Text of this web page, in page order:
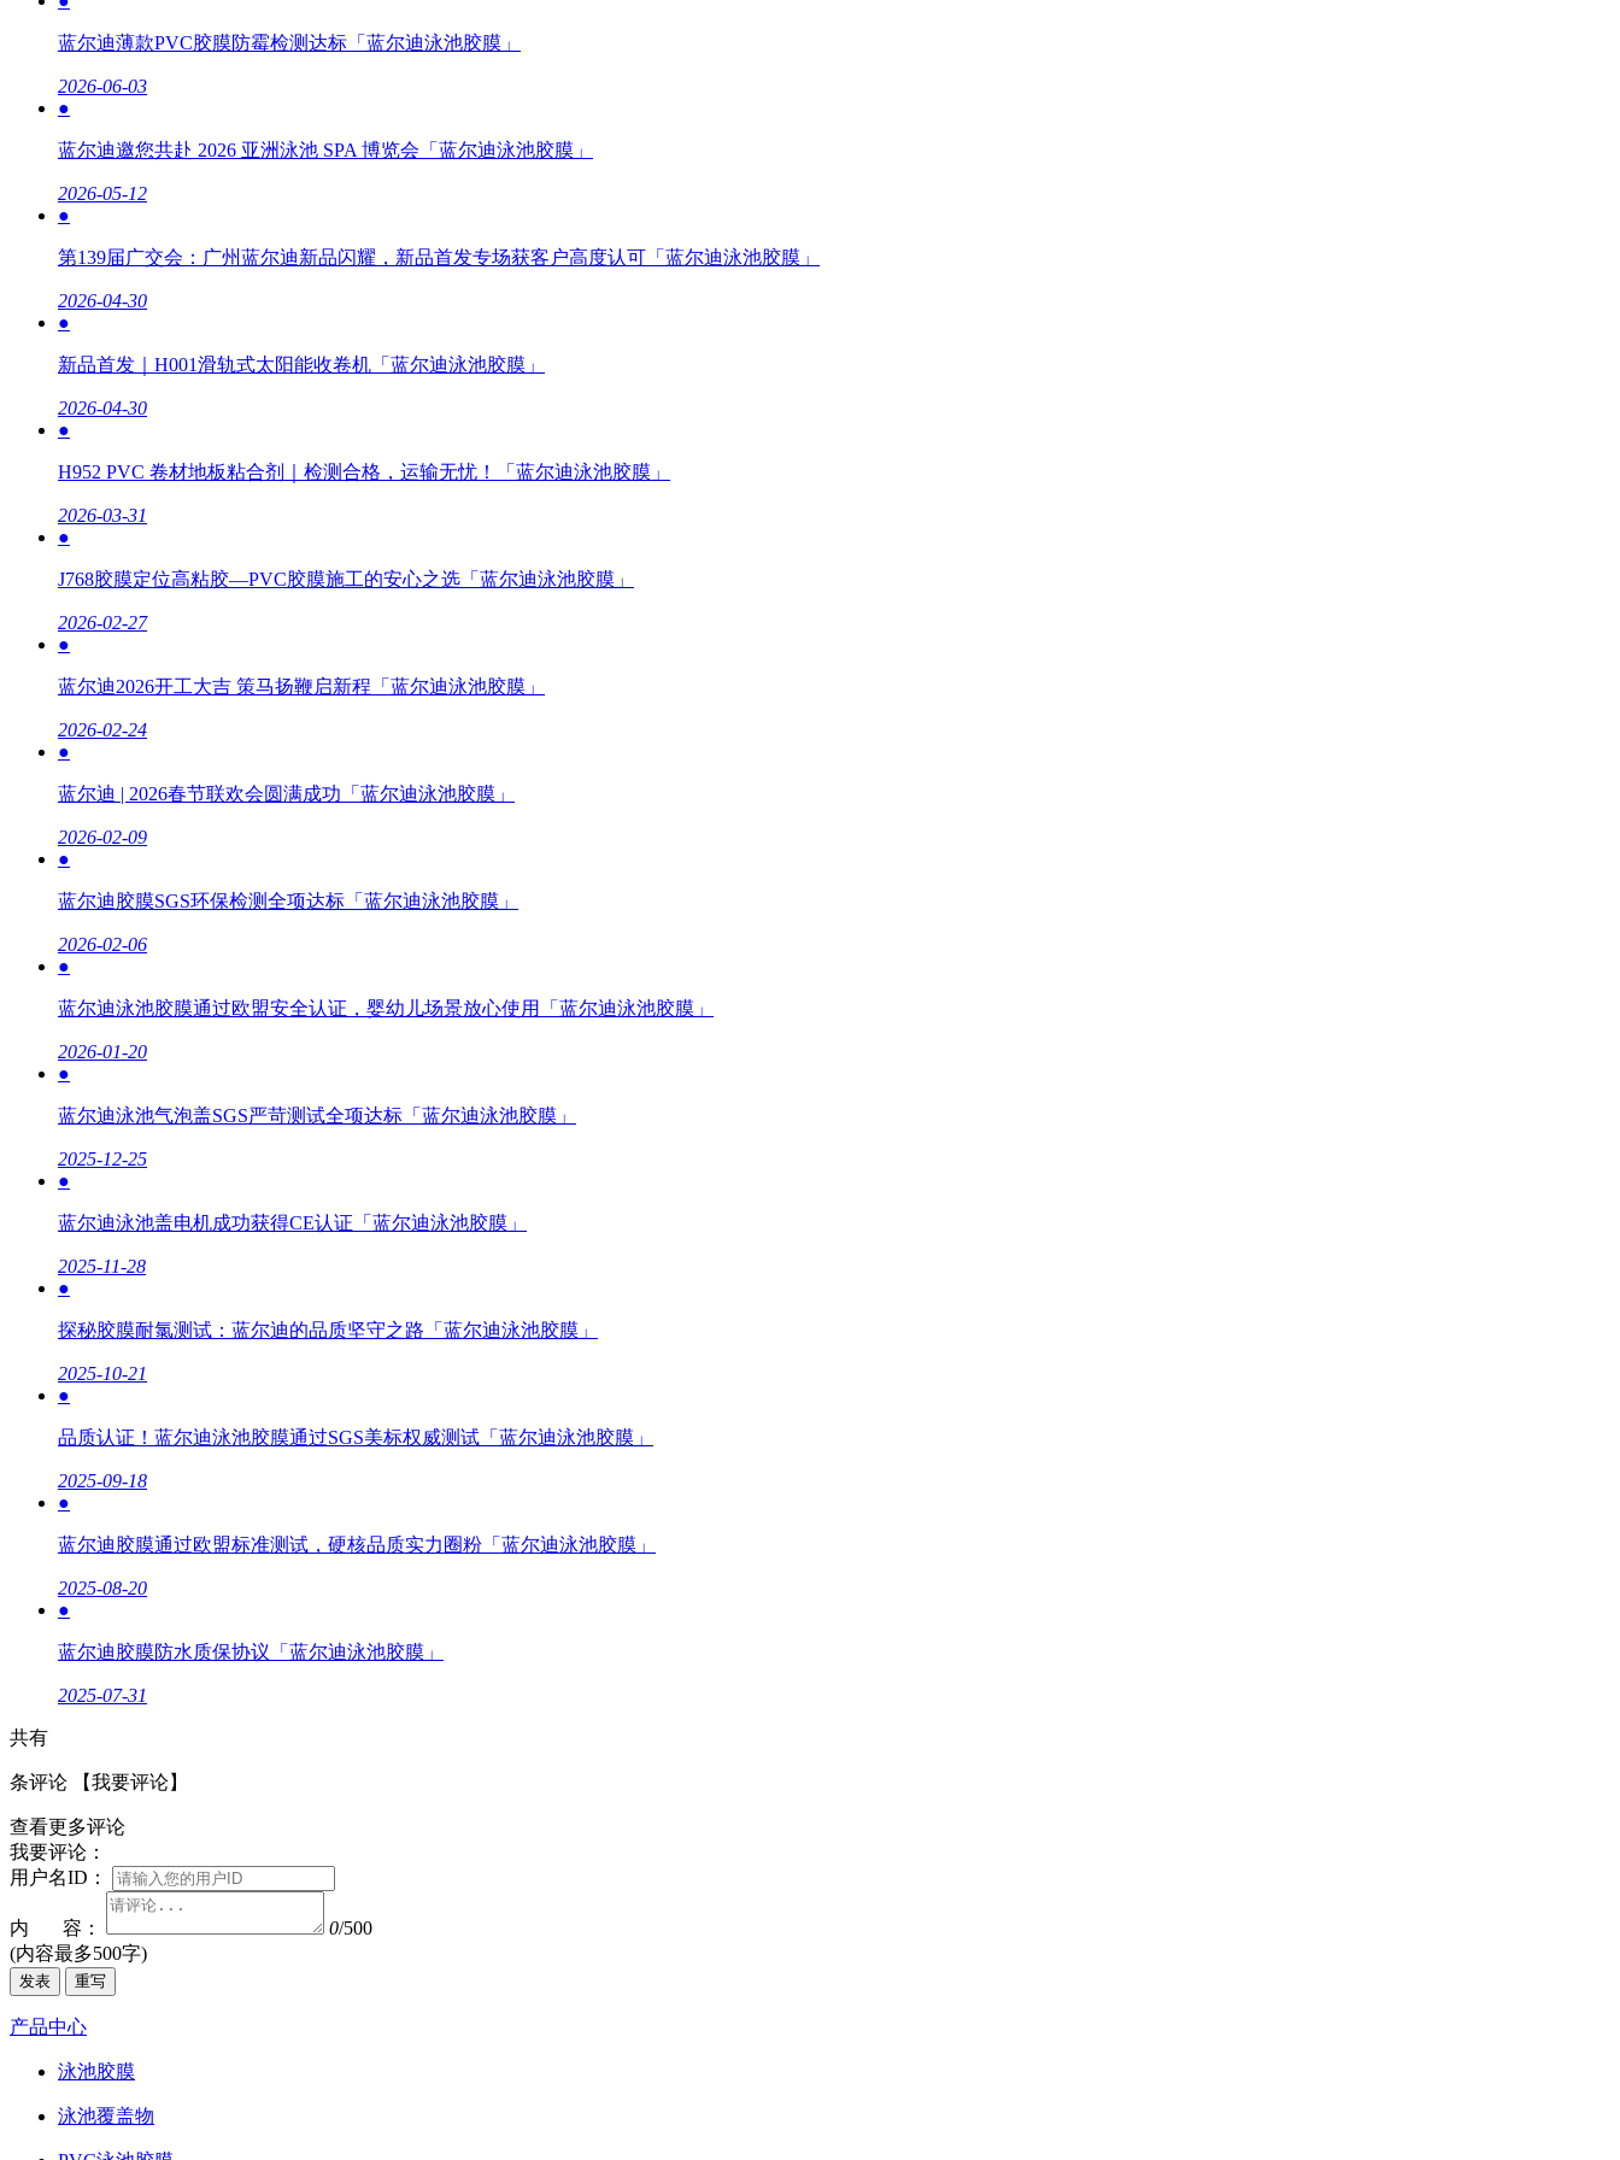
蓝尔迪薄款PVC胶膜防霉检测达标「蓝尔迪泳池胶膜」
2026-06-03
●
蓝尔迪邀您共赴 2026 亚洲泳池 SPA 博览会「蓝尔迪泳池胶膜」
2026-05-12
●
第139届广交会：广州蓝尔迪新品闪耀，新品首发专场获客户高度认可「蓝尔迪泳池胶膜」
2026-04-30
●
新品首发｜H001滑轨式太阳能收卷机「蓝尔迪泳池胶膜」
2026-04-30
●
H952 PVC 卷材地板粘合剂｜检测合格，运输无忧！「蓝尔迪泳池胶膜」
2026-03-31
●
J768胶膜定位高粘胶—PVC胶膜施工的安心之选「蓝尔迪泳池胶膜」
2026-02-27
●
蓝尔迪2026开工大吉 策马扬鞭启新程「蓝尔迪泳池胶膜」
2026-02-24
●
蓝尔迪 | 2026春节联欢会圆满成功「蓝尔迪泳池胶膜」
2026-02-09
●
蓝尔迪胶膜SGS环保检测全项达标「蓝尔迪泳池胶膜」
2026-02-06
●
蓝尔迪泳池胶膜通过欧盟安全认证，婴幼儿场景放心使用「蓝尔迪泳池胶膜」
2026-01-20
●
蓝尔迪泳池气泡盖SGS严苛测试全项达标「蓝尔迪泳池胶膜」
2025-12-25
●
蓝尔迪泳池盖电机成功获得CE认证「蓝尔迪泳池胶膜」
2025-11-28
●
探秘胶膜耐氯测试：蓝尔迪的品质坚守之路「蓝尔迪泳池胶膜」
2025-10-21
●
品质认证！蓝尔迪泳池胶膜通过SGS美标权威测试「蓝尔迪泳池胶膜」
2025-09-18
●
蓝尔迪胶膜通过欧盟标准测试，硬核品质实力圈粉「蓝尔迪泳池胶膜」
2025-08-20
●
蓝尔迪胶膜防水质保协议「蓝尔迪泳池胶膜」
2025-07-31
共有
条评论 【我要评论】
查看更多评论
我要评论：
用户名ID：
内 容： 0/500
(内容最多500字)
发表 重写
产品中心
泳池胶膜
泳池覆盖物